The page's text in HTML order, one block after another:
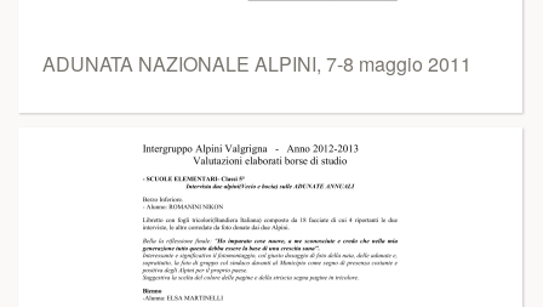
ADUNATA NAZIONALE ALPINI, 7-8 maggio 2011